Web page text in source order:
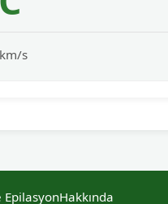
s
EpilasyonHakkında